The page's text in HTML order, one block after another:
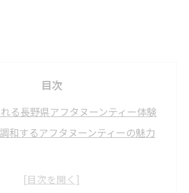
目次
る長野県アフタヌーンティー体験
和するアフタヌーンティーの魅力
空気で楽しむ癒しのアフタヌーンテ